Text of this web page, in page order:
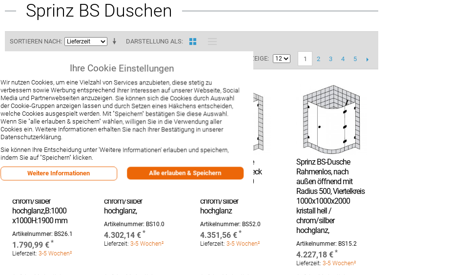
Sprinz BS Duschen
DARSTELLUNG ALS
SORTIEREN NACH
ZEIGE 1 2 3 4 5
Sprinz BS-Dusche
Rahmenlos, Viertelkreis
1000x1000x1900
chrom/silber
hochglanz,B:1000
x1000H:1900 mm
Artikelnummer: BS26.1
1.790,99 €
Lieferzeit: 3-5 Wochen²
Rahmenlos, Eckeinstieg
1000x1000x2000
chrom/silber
hochglanz,
Artikelnummer: BS10.0
4.302,14 €
Lieferzeit: 3-5 Wochen²
Sprinz BS-Dusche
Rahmenlos, Fünfeck
1000x1000x2000
chrom/silber
hochglanz
Artikelnummer: BS52.0
4.351,56 €
Lieferzeit: 3-5 Wochen²
Sprinz BS-Dusche
Rahmenlos, nach
außen öffnend mit
Radius 500, Viertelkreis
1000x1000x2000
kristall hell /
chrom/silber
hochglanz,
Artikelnummer: BS15.2
4.227,18 €
Lieferzeit: 3-5 Wochen²
Ihre Cookie Einstellungen
Wir nutzen Cookies, um eine Vielzahl von Services anzubieten, diese stetig zu
verbessern sowie Werbung entsprechend Ihrer Interessen auf unserer Webseite, Social
Media und Partnerwebseiten anzuzeigen. Sie können sich die Cookies durch Auswahl
der Cookie-Gruppen anzeigen lassen und durch Setzen eines Häkchens entscheiden,
welche Cookies ausgespielt werden. Mit "Speichern" bestätigen Sie diese Auswahl.
Wenn Sie "alle erlauben & speichern" wählen, willigen Sie in die Verwendung aller
Cookies ein. Weitere Informationen erhalten Sie nach Ihrer Bestätigung in unserer
Datenschutzerklärung.
Sie können Ihre Entscheidung unter 'Weitere Informationen' erlauben und speichern,
indem Sie auf "Speichern" klicken.
Weitere Informationen Alle erlauben & Speichern